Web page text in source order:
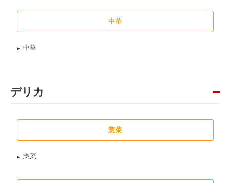
中華
中華
デリカ
惣菜
惣菜